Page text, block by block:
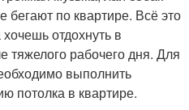
бегают по квартире. Всё это
отдохнуть в
тяжелого рабочего дня. Для
выполнить
потолка в квартире.